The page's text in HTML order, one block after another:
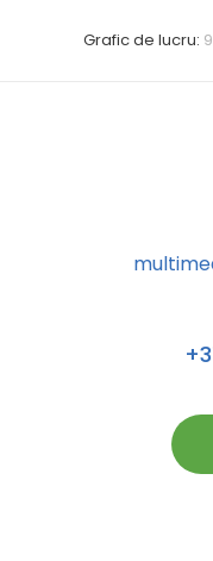
Grafic de lucru: